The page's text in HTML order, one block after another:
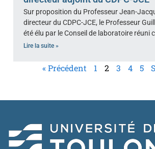
Sur proposition du Professeur Jean-
directeur du CDPC-JCE, le Professeur
été élu par le Conseil de laboratoire réuni
Lire la suite »
« Précédent 1 2 3 4 5